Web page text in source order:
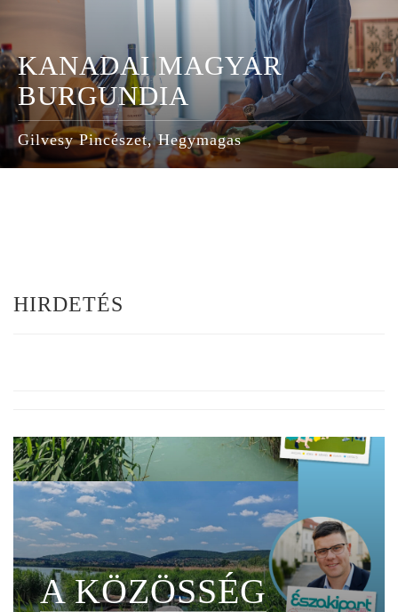
KANADAI MAGYAR
BURGUNDIA
Gilvesy Pincészet, Hegymagas
HIRDETÉS
A KÖZÖSSÉG